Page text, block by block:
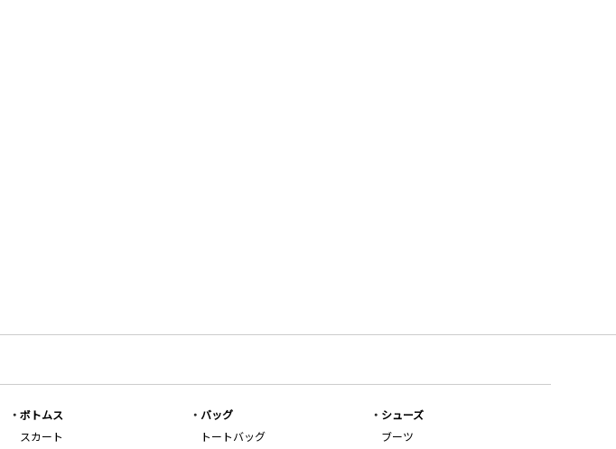
ボトムス
スカート
バッグ
トートバッグ
シューズ
ブーツ